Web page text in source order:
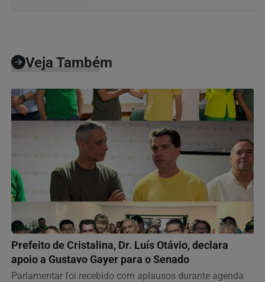
Veja Também
POLÍTICA
Prefeito de Cristalina, Dr. Luís Otávio, declara
apoio a Gustavo Gayer para o Senado
Parlamentar foi recebido com aplausos durante agenda